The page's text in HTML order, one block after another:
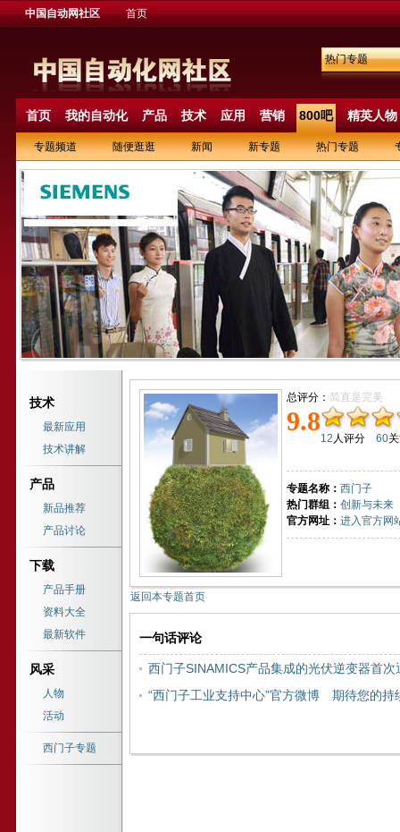
中国自动网社区 首页
热门专题
首页 我的自动化 产品 技术 应用 营销 800吧 精英人物
专题频道 随便逛逛 新闻 新专题 热门专题
技术
最新应用
技术讲解
产品
新品推荐
产品讨论
下载
产品手册
资料大全
最新软件
风采
人物
活动
西门子专题
总评分： 简直是完美
9.8
12 人评分 60
专题名称： 西门子
热门群组： 创新与未来
官方网址： 进入官方网
返回本专题首页
一句话评论
西门子SINAMICS产品集成的光伏逆变器首
穿越测试
“西门子工业支持中心”官方微博 期待您的持